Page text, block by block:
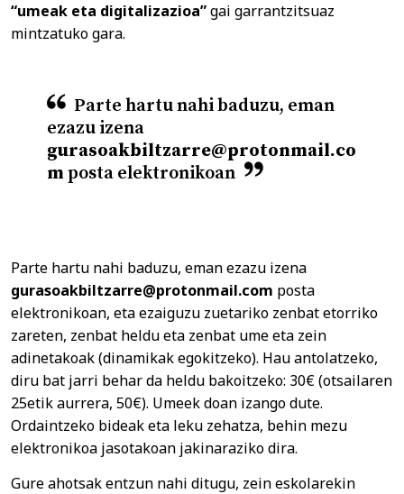
“umeak eta digitalizazioa”gai garrantzitsuaz
mintzatuko gara.
Parte hartu nahi baduzu, eman
ezazu izena
gurasoakbiltzarre@protonmail.co
m posta elektronikoan
Parte hartu nahi baduzu, eman ezazu izena
gurasoakbiltzarre@protonmail.com posta
elektronikoan, eta ezaiguzu zuetariko zenbat etorriko
zareten, zenbat heldu eta zenbat ume eta zein
adinetakoak (dinamikak egokitzeko). Hau antolatzeko,
diru bat jarri behar da heldu bakoitzeko: 30€ (otsailaren
25etik aurrera, 50€). Umeek doan izango dute.
Ordaintzeko bideak eta leku zehatza, behin mezu
elektronikoa jasotakoan jakinaraziko dira.
Gure ahotsak entzun nahi ditugu, zein eskolarekin